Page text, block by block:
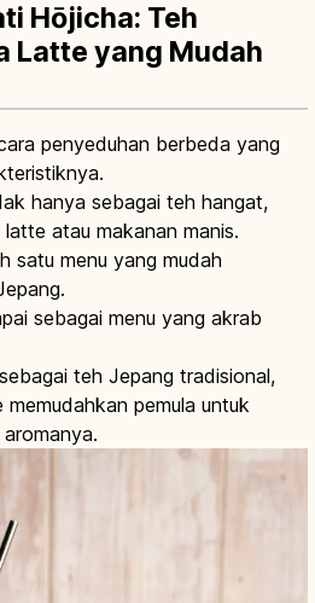
Hōjicha: Teh
Latte yang Mudah
penyeduhan berbeda yang
hanya sebagai teh hangat,
atau makanan manis.
satu menu yang mudah
sebagai menu yang akrab
teh Jepang tradisional,
pemula untuk